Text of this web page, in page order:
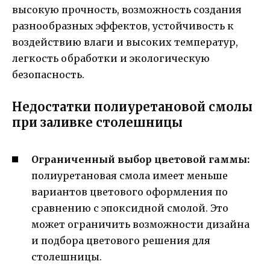
высокую прочность, возможность создания
разнообразных эффектов, устойчивость к
воздействию влаги и высоких температур,
легкость обработки и экологическую
безопасность.
Недостатки полиуретановой смолы
при заливке столешницы
Ограниченный выбор цветовой гаммы:
полиуретановая смола имеет меньше
вариантов цветового оформления по
сравнению с эпоксидной смолой. Это
может ограничить возможности дизайна
и подбора цветового решения для
столешницы.